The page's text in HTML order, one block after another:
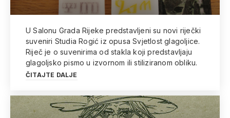
U Salonu Grada Rijeke predstavljeni su novi riječki
suveniri Studia Rogić iz opusa Svjetlost glagoljice.
Riječ je o suvenirima od stakla koji predstavljaju
glagoljsko pismo u izvornom ili stiliziranom obliku.
ČITAJTE DALJE